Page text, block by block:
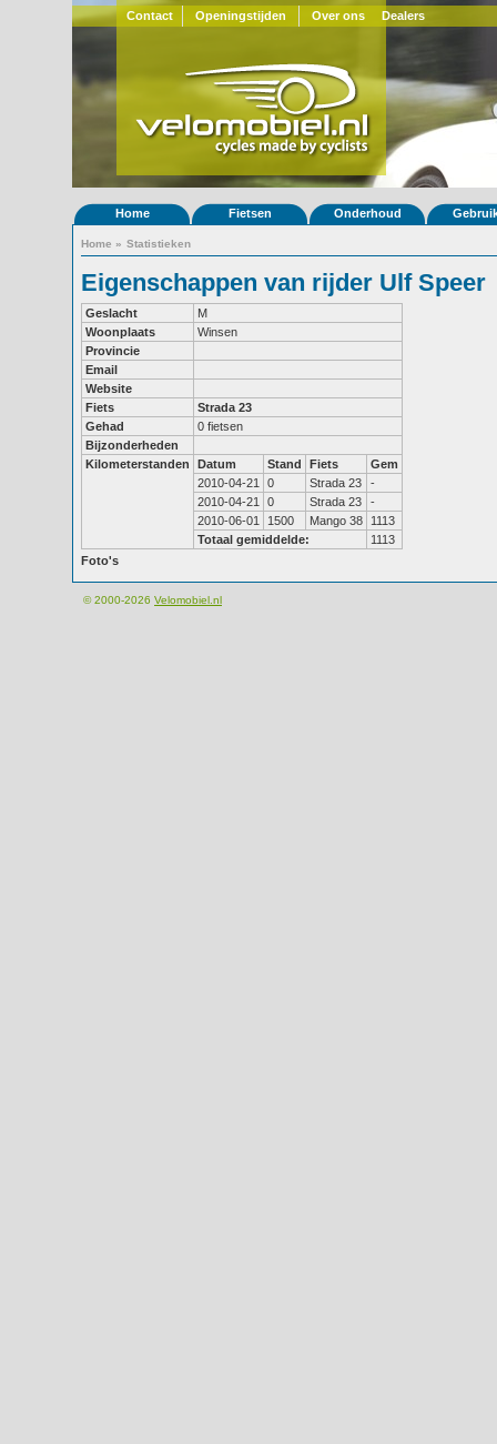
Contact Openingstijden Over ons Dealers
Home Fietsen Onderhoud
Home » Statistieken
Eigenschappen van rijder Ulf Speer
Geslacht
M
Woonplaats
Winsen
Provincie
Email
Website
Fiets
Strada 23
Gehad
0 fietsen
Bijzonderheden
Kilometerstanden
Datum Stand Fiets
Gem
2010-04-21
0 Strada 23
-
2010-04-21
0 Strada 23
-
2010-06-01
1500 Mango 38
1113
Totaal gemiddelde:
1113
Foto's
© 2000-2026 Velomobiel.nl